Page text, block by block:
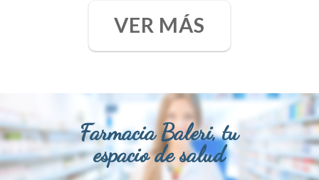
VER MÁS
Farmacia Baleri, tu
espacio de salud